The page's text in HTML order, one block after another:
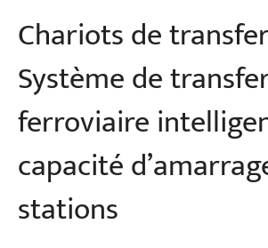
Chariots de
Système de
ferroviaire
capacité
stations